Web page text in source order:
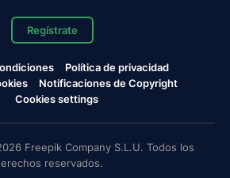
Regístrate
Política de privacidad
Notificaciones de Copyright
Cookies settings
Freepik Company S.L.U. Todos los
reservados.